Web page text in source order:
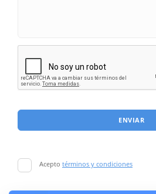
ENVIAR
Acepto términos y condiciones